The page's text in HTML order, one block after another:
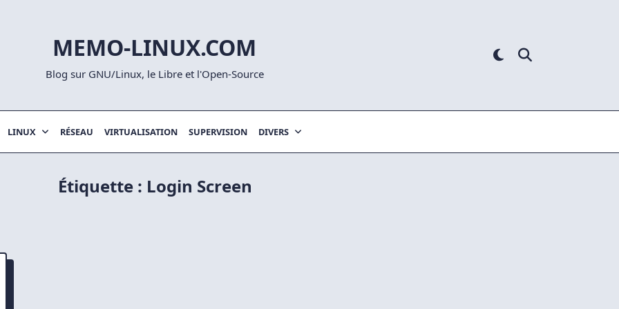
MEMO-LINUX.COM
Blog sur GNU/Linux, le Libre et l'Open-Source
LINUX RÉSEAU VIRTUALISATION SUPERVISION DIVERS
Étiquette : Login Screen